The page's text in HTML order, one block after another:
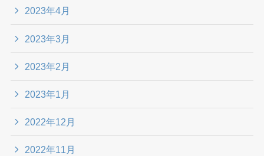
2023年4月
2023年3月
2023年2月
2023年1月
2022年12月
2022年11月